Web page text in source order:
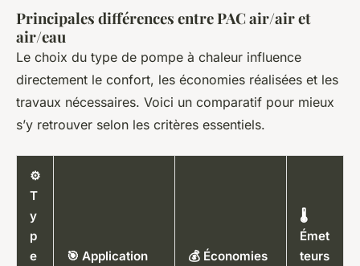
Principales différences entre PAC air/air et
air/eau
Le choix du type de pompe à chaleur influence
directement le confort, les économies réalisées et les
travaux nécessaires. Voici un comparatif pour mieux
s’y retrouver selon les critères essentiels.
⚙️
T
y
p
e
🎯 Application 💰 Économies
🌡️
Émet
teurs